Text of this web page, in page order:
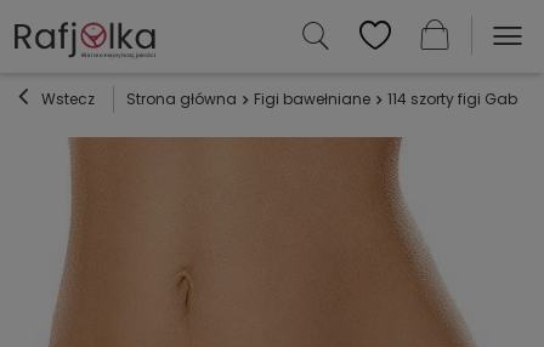
Wstecz Strona główna Figi bawełniane 114 szorty figi